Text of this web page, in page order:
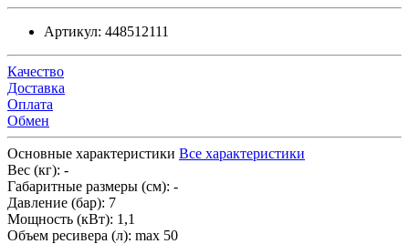
Артикул: 448512111
Качество
Доставка
Оплата
Обмен
Основные характеристики Все характеристики
Вес (кг): -
Габаритные размеры (см): -
Давление (бар): 7
Мощность (кВт): 1,1
Объем ресивера (л): max 50